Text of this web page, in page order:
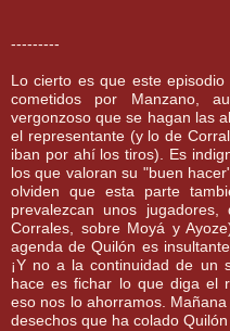
---------
Lo cierto es que este
cometidos por Manzano,
vergonzoso que se hagan las
el representante(y lo de
iban por ahílos tiros). Es
los que valoran su "buen
olviden que esta parte
prevalezcan unos
Corrales, sobre Moyá y Ayoze
agenda deQuilón es
¡Y no a la continuidad de un
hace es fichar lo que diga el
eso nos lo ahorramos.
desechos que ha colado Quilón